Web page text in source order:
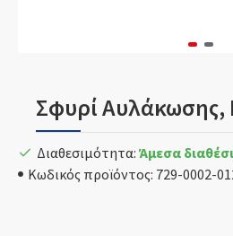
Σφυρί Αυλάκωσης,
Διαθεσιμότητα: Άμεσα
Κωδικός προϊόντος: 729-0002-